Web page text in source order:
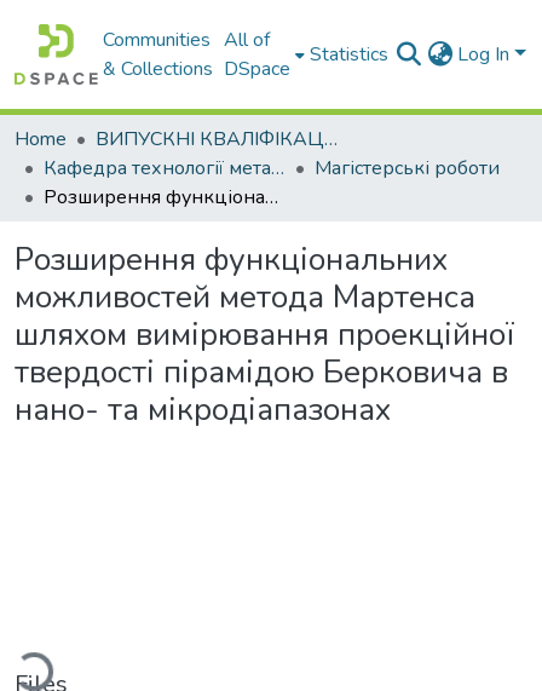
Communities
& Collections
All of
DSpace
Statistics Log In
Home
ВИПУСКНІ КВАЛІФІКАЦІЙНІ РОБОТИ
Кафедра технології металів та матеріалознавства
Магістерські роботи
Розширення функціональних можливостей метода Мартенса шляхом вимірювання проекційної твердості пірамідою Берковича в нано- та мікродіапазонах
Розширення функціональних
можливостей метода Мартенса
шляхом вимірювання проекційної
твердості пірамідою Берковича в
нано- та мікродіапазонах
Loading...
Files